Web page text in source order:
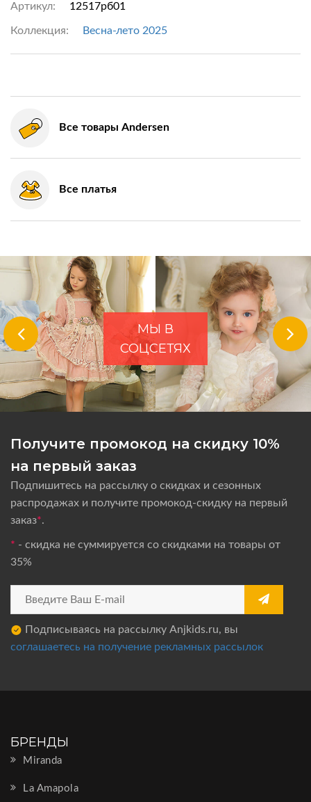
Артикул: 12517рб01
Коллекция: Весна-лето 2025
Все товары Andersen
Все платья
МЫ В
СОЦСЕТЯХ
Получите промокод на скидку 10%
на первый заказ
Подпишитесь на рассылку о скидках и сезонных
распродажах и получите промокод-скидку на первый
заказ*.
* - скидка не суммируется со скидками на товары от
35%
Подписываясь на рассылку Anjkids.ru, вы
соглашаетесь на получение рекламных рассылок
БРЕНДЫ
Miranda
La Amapola